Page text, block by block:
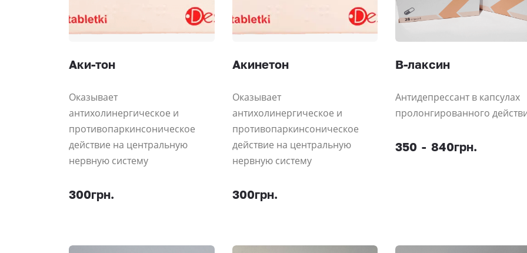
Аки-тон
Оказывает
антихолинергическое и
противопаркинсоническое
действие на центральную
нервную систему
300грн.
Акинетон
Оказывает
антихолинергическое и
противопаркинсоническое
действие на центральную
нервную систему
300грн.
В-лаксин
Антидепрессант в капсулах
пролонгированного
350 - 840грн.